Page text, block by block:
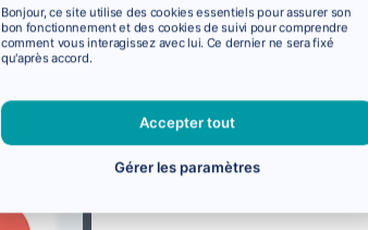
Bonjour, ce site utilise des cookies essentiels pour assurer son
bon fonctionnement et des cookies de suivi pour comprendre
comment vous interagissez avec lui. Ce dernier ne sera fixé
qu'après accord.
Accepter tout
Gérer les paramètres